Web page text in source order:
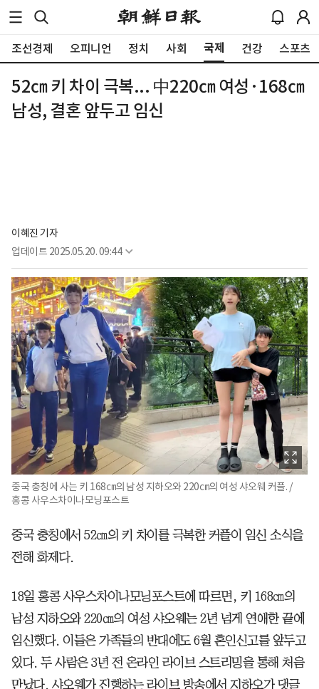
조선경제 오피니언 정치 사회 국제 건강 스포츠
52㎝ 키 차이 극복... 中220㎝ 여성·168㎝
남성, 결혼 앞두고 임신
이혜진 기자
업데이트 2025.05.20. 09:44
중국 충칭에 사는 키 168㎝의 남성 지하오와 220㎝의 여성 샤오웨 커플. /
홍콩 사우스차이나모닝포스트
중국 충칭에서 52㎝의 키 차이를 극복한 커플이 임신 소식을
전해 화제다.
18일 홍콩 사우스차이나모닝포스트에 따르면, 키 168㎝의
남성 지하오와 220㎝의 여성 샤오웨는 2년 넘게 연애한 끝에
임신했다. 이들은 가족들의 반대에도 6월 혼인신고를 앞두고
있다. 두 사람은 3년 전 온라인 라이브 스트리밍을 통해 처음
만났다. 샤오웨가 진행하는 라이브 방송에서 지하오가 댓글